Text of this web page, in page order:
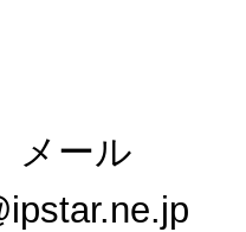
ル